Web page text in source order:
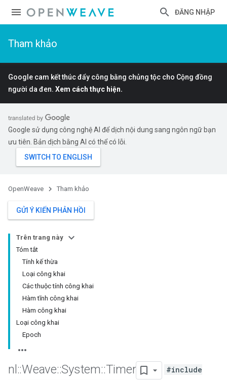
ĐĂNG NHẬP
Tham khảo
Google cam kết thúc đẩy công bằng chủng tộc cho Cộng đồng
người da đen. Xem cách thực hiện.
Google sử dụng công nghệ AI để dịch nội dung sang ngôn ngữ bạn
ưu tiên. Bản dịch bằng AI có thể có lỗi.
OpenWeave Tham khảo
GỬI Ý KIẾN PHẢN HỒI
Trên trang này
Tóm tắt
Tính kế thừa
Loại công khai
Các thuộc tính công khai
Hàm tĩnh công khai
Hàm công khai
Loại công khai
Epoch
nl ::Weave::System::Timer
#include